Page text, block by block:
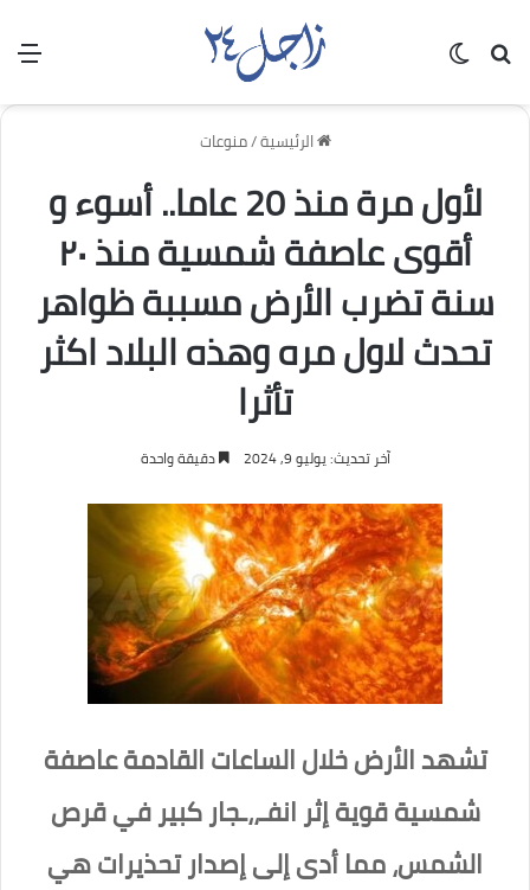
بحث عن
الرئيسية/منوعات
لأول مرة منذ 20 عاما.. أسوء و
أقوى عاصفة شمسية منذ ٢٠
سنة تضرب الأرض مسببة ظواهر
تحدث لاول مره وهذه البلاد اكثر
تأثرا
آخر تحديث: يوليو 9, 2024 دقيقة واحدة
تشهد الأرض خلال الساعات القادمة عاصفة
شمسية قوية إثر انفـ،،ـجار كبير في قرص
الشمس، مما أدى إلى إصدار تحذيرات هي